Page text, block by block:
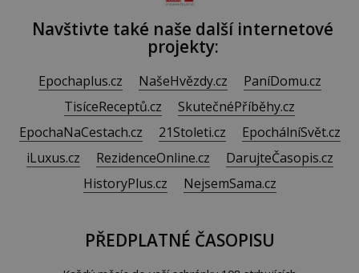
Navštivte také naše další internetové
projekty:
Epochaplus.cz NašeHvězdy.cz
PaníDomu.cz
TisíceReceptů.cz
SkutečnéPříběhy.cz
EpochaNaCestach.cz
21Stoleti.cz
EpochálníSvět.cz
iLuxus.cz
RezidenceOnline.cz
DarujteČasopis.cz
HistoryPlus.cz
NejsemSama.cz
PŘEDPLATNÉ ČASOPISU